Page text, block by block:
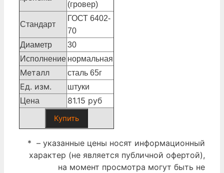
(гровер)
Стандарт
ГОСТ 6402-
70
Диаметр
30
Исполнение нормальная
Металл сталь 65г
Ед. изм.
штуки
Цена
81.15 руб
Купить
* – указанные цены носят информационный
характер (не является публичной офертой),
на момент просмотра могут быть не